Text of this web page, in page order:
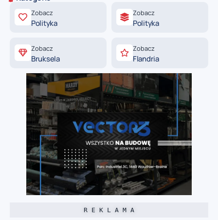
Zobacz
Polityka
Zobacz
Polityka
Zobacz
Bruksela
Zobacz
Flandria
R E K L A M A